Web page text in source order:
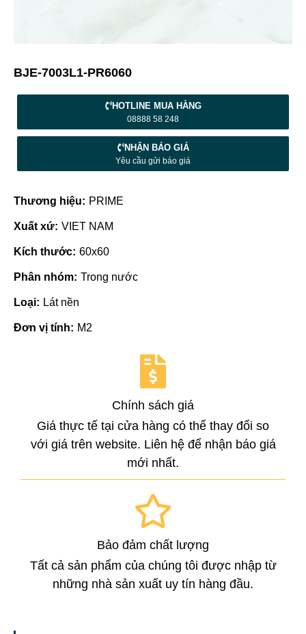
BJE-7003L1-PR6060
HOTLINE MUA HÀNG
08888 58 248
NHẬN BÁO GIÁ
Yêu cầu gửi báo giá
Thương hiệu: PRIME
Xuất xứ: VIET NAM
Kích thước: 60x60
Phân nhóm: Trong nước
Loại: Lát nền
Đơn vị tính: M2
Chính sách giá
Giá thực tế tại cửa hàng có thể thay đổi so
với giá trên website. Liên hệ để nhận báo giá
mới nhất.
Bảo đảm chất lượng
Tất cả sản phẩm của chúng tôi được nhập từ
những nhà sản xuất uy tín hàng đầu.